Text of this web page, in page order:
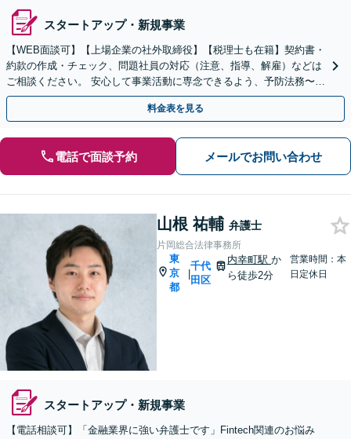
スタートアップ・新規事業
【WEB面談可】【上場企業の社外取締役】【税理士も在籍】契約書・
約款の作成・チェック、問題社員の対応（注意、指導、解雇）などは
ご相談ください。 安心して事業活動に専念できるよう、予防法務〜紛
争解決まで、幅広い法的ニーズにワンストップで対応。
料金表を見る
電話で面談予約 メールでお問い合わせ
山根 祐輔 弁護士
片岡総合法律事務所
東
京
都
|
千代
田区
内幸町駅か
ら徒歩2分
営業時間：本
日定休日
スタートアップ・新規事業
【電話相談可】「金融業界に強い弁護士です」Fintech関連のお悩み